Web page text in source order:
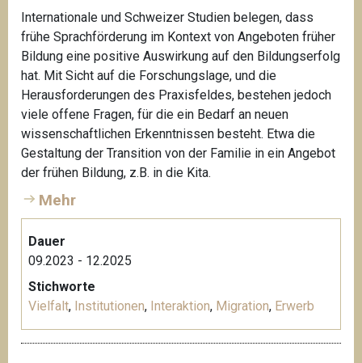
Internationale und Schweizer Studien belegen, dass
frühe Sprachförderung im Kontext von Angeboten früher
Bildung eine positive Auswirkung auf den Bildungserfolg
hat. Mit Sicht auf die Forschungslage, und die
Herausforderungen des Praxisfeldes, bestehen jedoch
viele offene Fragen, für die ein Bedarf an neuen
wissenschaftlichen Erkenntnissen besteht. Etwa die
Gestaltung der Transition von der Familie in ein Angebot
der frühen Bildung, z.B. in die Kita.
Mehr
Dauer
09.2023 - 12.2025
Stichworte
Vielfalt, Institutionen, Interaktion, Migration, Erwerb